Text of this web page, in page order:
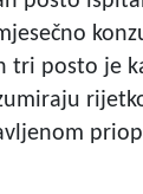
tri posto je